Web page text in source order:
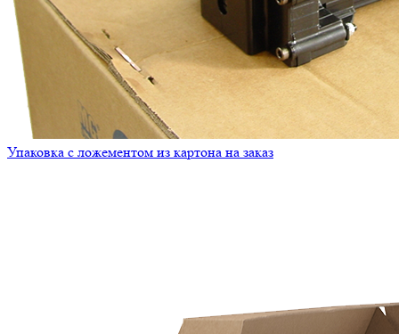
Упаковка с ложементом из картона на заказ